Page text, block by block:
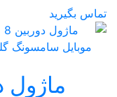
تماس بگیرید